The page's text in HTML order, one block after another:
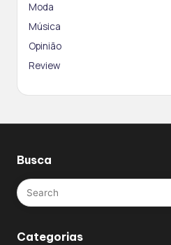
Moda
Música
Opinião
Review
Busca
Categorias